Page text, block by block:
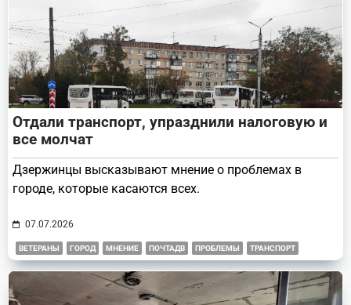
Отдали транспорт, упразднили налоговую и
все молчат
Дзержинцы высказывают мнение о проблемах в
городе, которые касаются всех.
07.07.2026
ВЕТЕРАНЫ ГОРОД МНЕНИЕ ПОЧТАДВ ПРОБЛЕМЫ ТРАНСПОРТ